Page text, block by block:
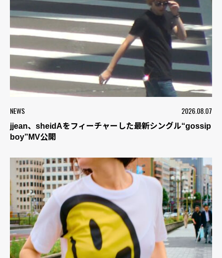
NEWS 2026.08.07
jjean、sheidAをフィーチャーした最新シングル“gossip
boy”MV公開